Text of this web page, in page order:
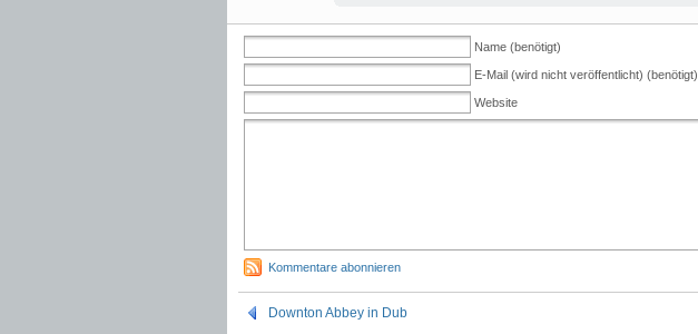
Name (benötigt)
E-Mail (wird nicht veröffentlicht) (benötigt)
Website
Kommentare abonnieren
Downton Abbey in Dub